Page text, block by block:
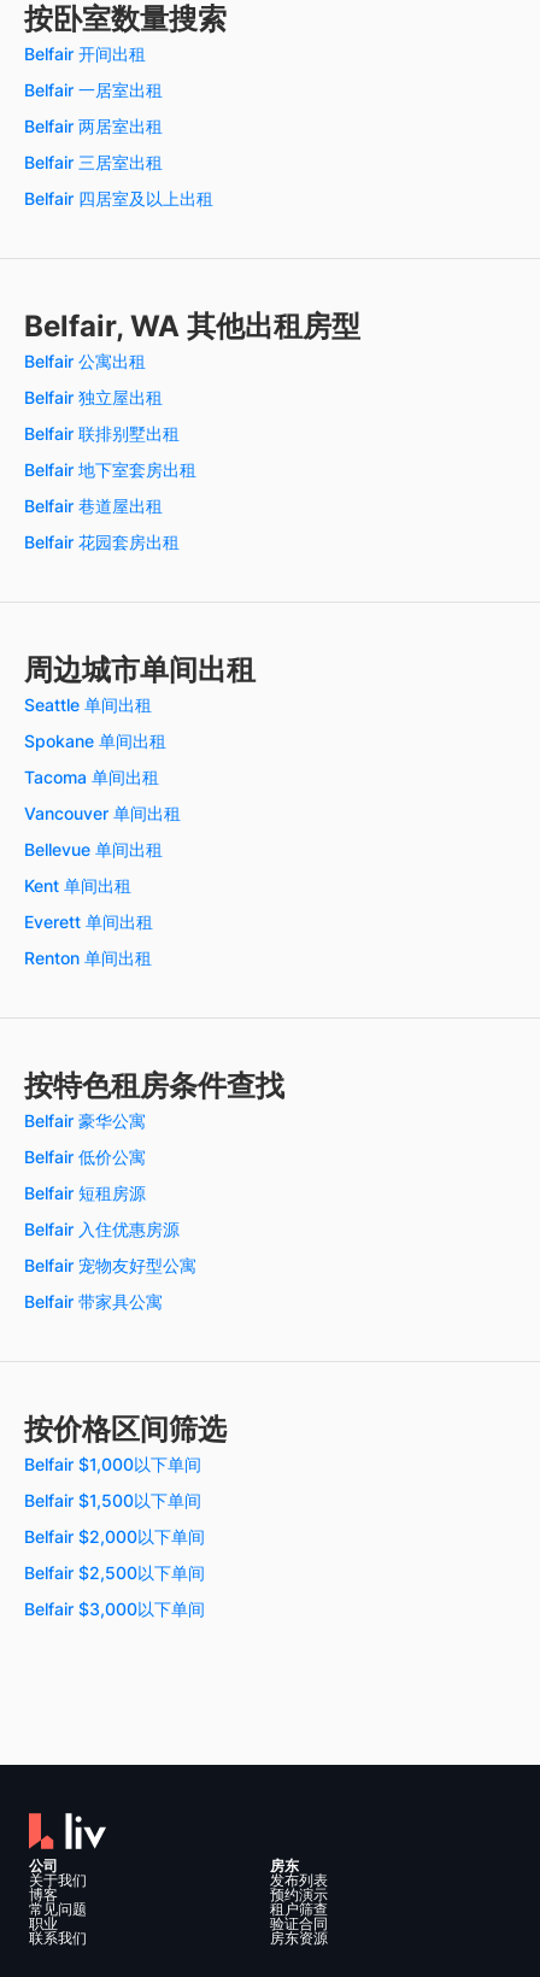
按卧室数量搜索
Belfair 开间出租
Belfair 一居室出租
Belfair 两居室出租
Belfair 三居室出租
Belfair 四居室及以上出租
Belfair, WA 其他出租房型
Belfair 公寓出租
Belfair 独立屋出租
Belfair 联排别墅出租
Belfair 地下室套房出租
Belfair 巷道屋出租
Belfair 花园套房出租
周边城市单间出租
Seattle 单间出租
Spokane 单间出租
Tacoma 单间出租
Vancouver 单间出租
Bellevue 单间出租
Kent 单间出租
Everett 单间出租
Renton 单间出租
按特色租房条件查找
Belfair 豪华公寓
Belfair 低价公寓
Belfair 短租房源
Belfair 入住优惠房源
Belfair 宠物友好型公寓
Belfair 带家具公寓
按价格区间筛选
Belfair $1,000以下单间
Belfair $1,500以下单间
Belfair $2,000以下单间
Belfair $2,500以下单间
Belfair $3,000以下单间
公司
关于我们
博客
常见问题
职业
联系我们
房东
发布列表
预约演示
租户筛查
验证合同
房东资源